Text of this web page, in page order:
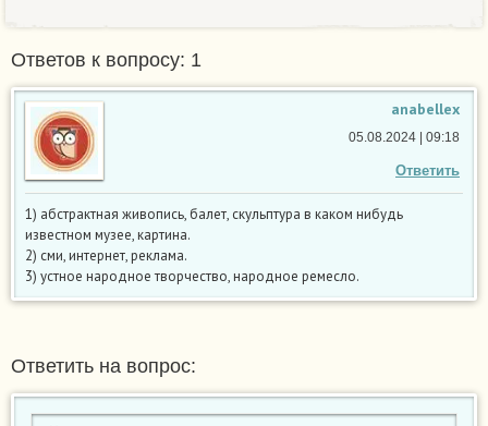
Ответов к вопросу: 1
anabellex
Ответить
05.08.2024 | 09:18
1) абстрактная живопись, балет, скульптура в каком нибудь
известном музее, картина.
2) сми, интернет, реклама.
3) устное народное творчество, народное ремесло.
Ответить на вопрос: